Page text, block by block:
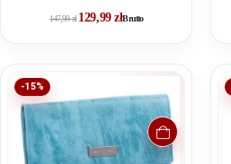
147,99zł 129,99złBrutto
-15%